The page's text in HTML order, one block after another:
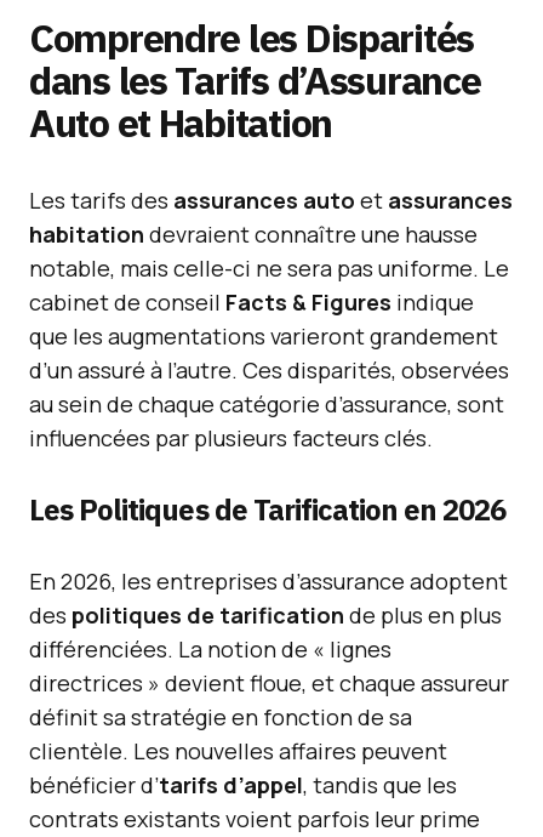
Comprendre les Disparités
dans les Tarifs d’Assurance
Auto et Habitation
Les tarifs des assurances auto et assurances
habitation devraient connaître une hausse
notable, mais celle-ci ne sera pas uniforme. Le
cabinet de conseil Facts & Figures indique
que les augmentations varieront grandement
d’un assuré à l’autre. Ces disparités, observées
au sein de chaque catégorie d’assurance, sont
influencées par plusieurs facteurs clés.
Les Politiques de Tarification en 2026
En 2026, les entreprises d’assurance adoptent
des politiques de tarification de plus en plus
différenciées. La notion de « lignes
directrices » devient floue, et chaque assureur
définit sa stratégie en fonction de sa
clientèle. Les nouvelles affaires peuvent
bénéficier d’tarifs d’appel, tandis que les
contrats existants voient parfois leur prime